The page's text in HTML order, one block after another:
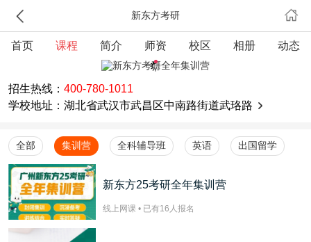
新东方考研
首页 课程 简介 师资 校区 相册 动态
招生热线： 400-780-1011
学校地址：湖北省武汉市武昌区中南路街道武珞路
全部 集训营 全科辅导班 英语 出国留学
新东方25考研全年集训营
线上网课 • 已有16 人报名